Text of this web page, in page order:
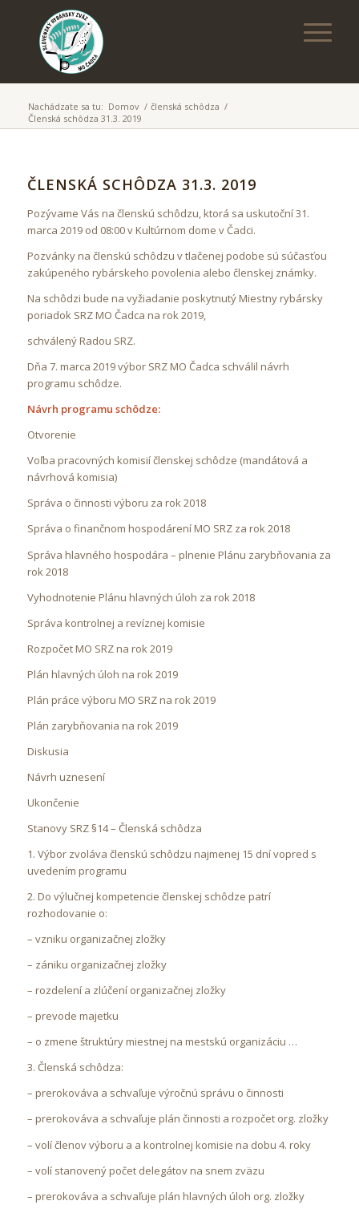
Nachádzate sa tu: Domov / členská schôdza /
Členská schôdza 31.3. 2019
ČLENSKÁ SCHÔDZA 31.3. 2019
Pozývame Vás na členskú schôdzu, ktorá sa uskutoční 31.
marca 2019 od 08:00 v Kultúrnom dome v Čadci.
Pozvánky na členskú schôdzu v tlačenej podobe sú súčasťou
zakúpeného rybárskeho povolenia alebo členskej známky.
Na schôdzi bude na vyžiadanie poskytnutý Miestny rybársky
poriadok SRZ MO Čadca na rok 2019,
schválený Radou SRZ.
Dňa 7. marca 2019 výbor SRZ MO Čadca schválil návrh
programu schôdze.
Návrh programu schôdze:
Otvorenie
Voľba pracovných komisií členskej schôdze (mandátová a
návrhová komisia)
Správa o činnosti výboru za rok 2018
Správa o finančnom hospodárení MO SRZ za rok 2018
Správa hlavného hospodára – plnenie Plánu zarybňovania za
rok 2018
Vyhodnotenie Plánu hlavných úloh za rok 2018
Správa kontrolnej a revíznej komisie
Rozpočet MO SRZ na rok 2019
Plán hlavných úloh na rok 2019
Plán práce výboru MO SRZ na rok 2019
Plán zarybňovania na rok 2019
Diskusia
Návrh uznesení
Ukončenie
Stanovy SRZ §14 – Členská schôdza
1. Výbor zvoláva členskú schôdzu najmenej 15 dní vopred s
uvedením programu
2. Do výlučnej kompetencie členskej schôdze patrí
rozhodovanie o:
– vzniku organizačnej zložky
– zániku organizačnej zložky
– rozdelení a zlúčení organizačnej zložky
– prevode majetku
– o zmene štruktúry miestnej na mestskú organizáciu …
3. Členská schôdza:
– prerokováva a schvaľuje výročnú správu o činnosti
– prerokováva a schvaľuje plán činnosti a rozpočet org. zložky
– volí členov výboru a a kontrolnej komisie na dobu 4. roky
– volí stanovený počet delegátov na snem zväzu
– prerokováva a schvaľuje plán hlavných úloh org. zložky